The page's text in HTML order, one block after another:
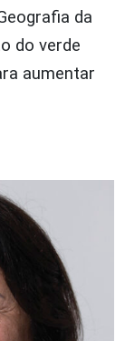
da
do verde
aumentar